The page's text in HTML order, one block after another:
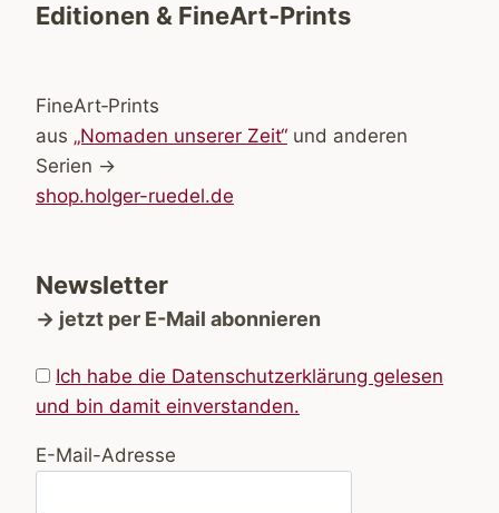
Editionen & FineArt-Prints
FineArt‑Prints
aus „Nomaden unserer Zeit“ und anderen
Serien →
shop.holger-ruedel.de
Newsletter
→ jetzt per E-Mail abonnieren
Ich habe die Datenschutzerklärung gelesen
und bin damit einverstanden.
E-Mail-Adresse